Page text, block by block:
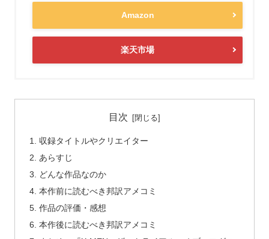
Amazon
楽天市場
目次
収録タイトルやクリエイター
あらすじ
どんな作品なのか
本作前に読むべき邦訳アメコミ
作品の評価・感想
本作後に読むべき邦訳アメコミ